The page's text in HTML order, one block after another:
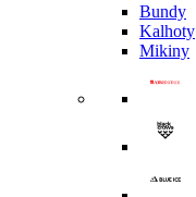
Bundy
Kalhoty
Mikiny